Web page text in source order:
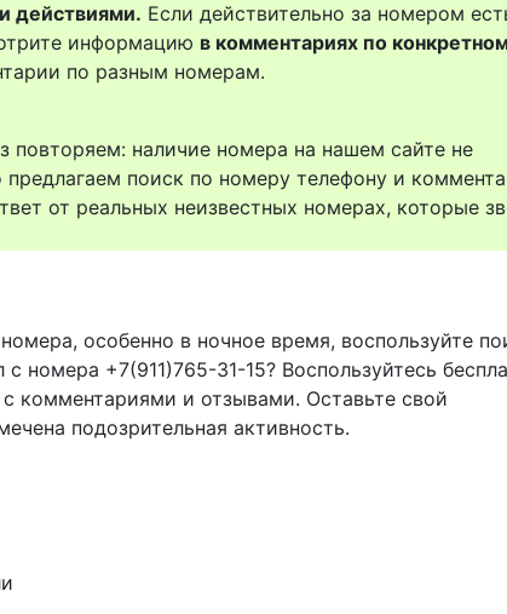
действиями. Если действительно за номером
информацию в комментариях по
по разным номерам.
наличие номера на нашем сайте не
поиск по номеру телефону и
от реальных неизвестных номерах, которые
особенно в ночное время, воспользуйте
номера +7(911)765-31-15? Воспользуйтесь
комментариями и отзывами. Оставьте свой
подозрительная активность.